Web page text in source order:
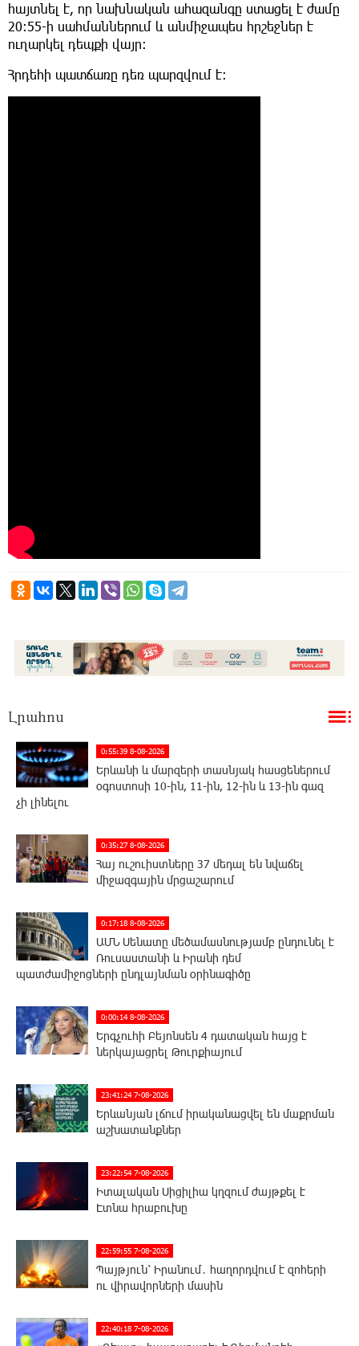
հայտնել է, որ նախնական ահազանգը ստացել է ժամը
20:55-ի սահմաններում և անմիջապես հրշեջներ է
ուղարկել դեպքի վայր:
Հրդեհի պատճառը դեռ պարզվում է։
Լրահոս
0:55:39 8-08-2026
Երևանի և մարզերի տասնյակ հասցեներում
օգոստոսի 10-ին, 11-ին, 12-ին և 13-ին գազ
չի լինելու
0:35:27 8-08-2026
Հայ ուշուիստները 37 մեդալ են նվաճել
միջազգային մրցաշարում
0:17:18 8-08-2026
ԱՄՆ Սենատը մեծամասնությամբ ընդունել է
Ռուսաստանի և Իրանի դեմ
պատժամիջոցների ընդլայնման օրինագիծը
0:00:14 8-08-2026
Երգչուհի Բեյոնսեն ​​4 դատական հայց է
ներկայացրել Թուրքիայում
23:41:24 7-08-2026
Երևանյան լճում իրականացվել են մաքրման
աշխատանքներ
23:22:54 7-08-2026
Իտալական Սիցիլիա կղզում ժայթքել է
Էտնա հրաբուխը
22:59:55 7-08-2026
Պայթյուն՝ Իրանում․ հաղորդվում է զոհերի
ու վիրավորների մասին
22:40:18 7-08-2026